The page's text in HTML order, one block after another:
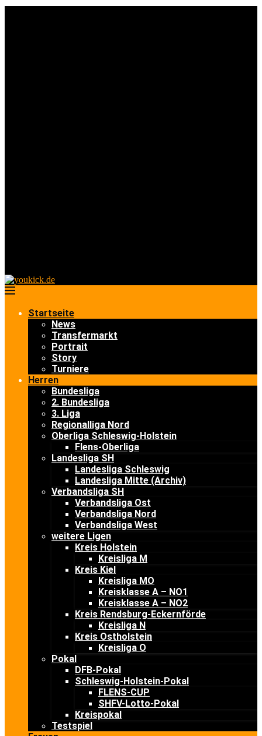
Startseite
News
Transfermarkt
Portrait
Story
Turniere
Herren
Bundesliga
2. Bundesliga
3. Liga
Regionalliga Nord
Oberliga Schleswig-Holstein
Flens-Oberliga
Landesliga SH
Landesliga Schleswig
Landesliga Mitte (Archiv)
Verbandsliga SH
Verbandsliga Ost
Verbandsliga Nord
Verbandsliga West
weitere Ligen
Kreis Holstein
Kreisliga M
Kreis Kiel
Kreisliga MO
Kreisklasse A – NO1
Kreisklasse A – NO2
Kreis Rendsburg-Eckernförde
Kreisliga N
Kreis Ostholstein
Kreisliga O
Pokal
DFB-Pokal
Schleswig-Holstein-Pokal
FLENS-CUP
SHFV-Lotto-Pokal
Kreispokal
Testspiel